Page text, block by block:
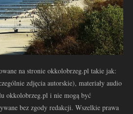
na stronie okkolobrzeg.pl takie jak:
zdjęcia autorskie), materiały audio
okkolobrzeg.pl i nie mogą być
bez zgody redakcji. Wszelkie prawa